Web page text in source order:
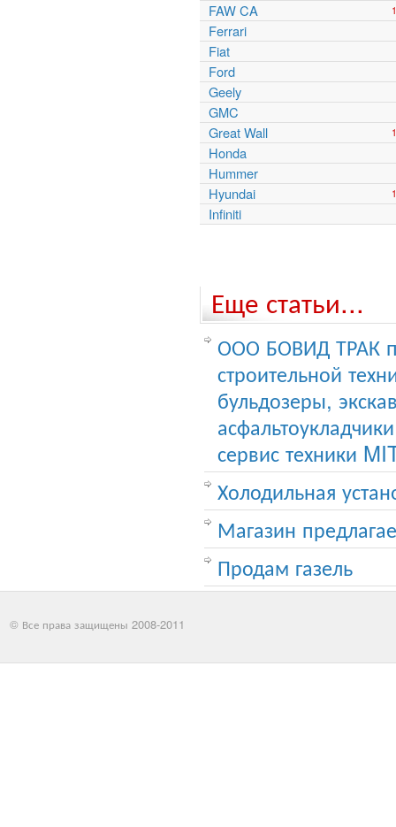
FAW CA
Ferrari
Fiat
Ford
Geely
GMC
Great Wall
Honda
Hummer
Hyundai
Infiniti
Еще статьи...
ООО БОВИД ТРАК
строительной
бульдозеры,
сервис техники
Холодильная
Магазин
Продам газель
© Все права защищены 2008-2011